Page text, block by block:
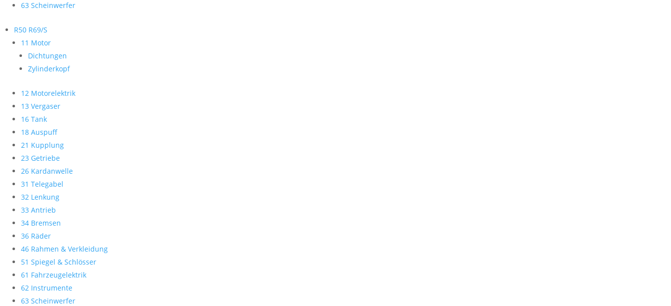
63 Scheinwerfer
R50 R69/S
11 Motor
Dichtungen
Zylinderkopf
12 Motorelektrik
13 Vergaser
16 Tank
18 Auspuff
21 Kupplung
23 Getriebe
26 Kardanwelle
31 Telegabel
32 Lenkung
33 Antrieb
34 Bremsen
36 Räder
46 Rahmen & Verkleidung
51 Spiegel & Schlösser
61 Fahrzeugelektrik
62 Instrumente
63 Scheinwerfer